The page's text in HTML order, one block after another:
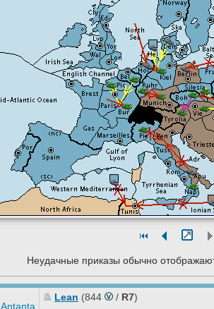
Неудачные приказы обычно
Antanta
Lean (844 / R7)